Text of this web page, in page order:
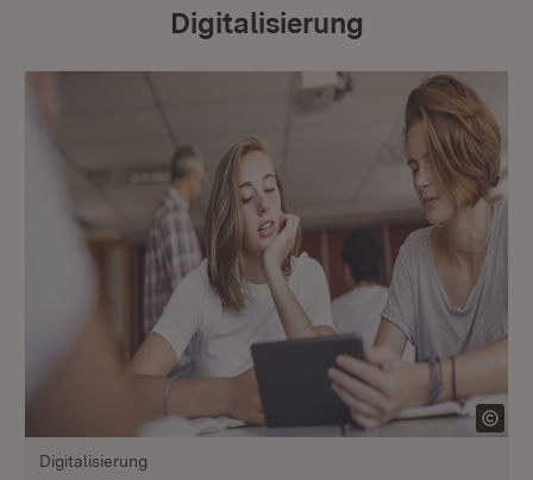
Digitalisierung
Digitalisierung